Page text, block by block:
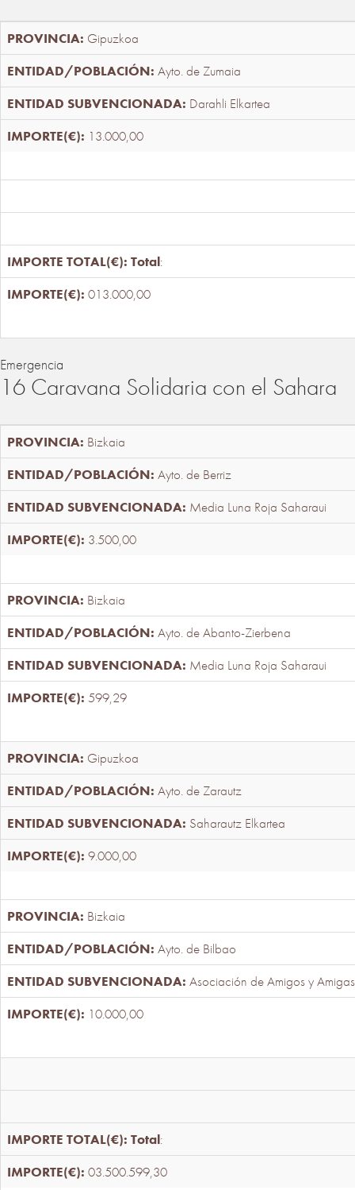
Gipuzkoa
Ayto. de Zumaia
Darahli Elkartea
13.000,00
Total:
013.000,00
Emergencia
16 Caravana Solidaria con el Sahara
Bizkaia
Ayto. de Berriz
Media Luna Roja Saharaui
3.500,00
Bizkaia
Ayto. de Abanto-Zierbena
Media Luna Roja Saharaui
599,29
Gipuzkoa
Ayto. de Zarautz
Saharautz Elkartea
9.000,00
Bizkaia
Ayto. de Bilbao
Asociación de Amigos y
10.000,00
Total:
03.500.599,30